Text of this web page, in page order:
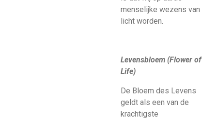
menselijke wezens van
licht worden.
Levensbloem (Flower of
Life)
De Bloem des Levens
geldt als een van de
krachtigste